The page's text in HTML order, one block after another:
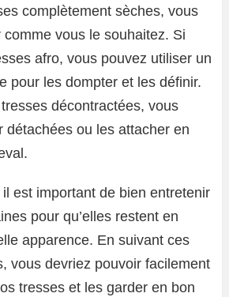
complètement sèches, vous
vous le souhaitez. Si
afro, vous pouvez utiliser un
pour les dompter et les définir.
décontractées, vous
détachées ou les attacher en
il est important de bien entretenir
pour qu’elles restent en
apparence. En suivant ces
vous devriez pouvoir facilement
tresses et les garder en bon